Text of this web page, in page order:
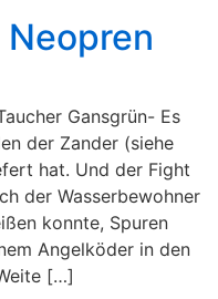
Gansgrün- Es
der Zander (siehe
hat. Und der Fight
der Wasserbewohner
konnte, Spuren
Angelköder in den
[…]